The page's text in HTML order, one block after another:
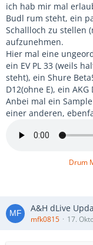
ich hab mir mal
Budl rum steht, ein
Schallloch zu stellen
aufzunehmen.
Hier mal eine
ein EV PL 33 (weils
steht), ein Shure
D12(ohne E), ein
Anbei mal ein
einer anderen,
Drum
A&H dLive
mfk0815 17.